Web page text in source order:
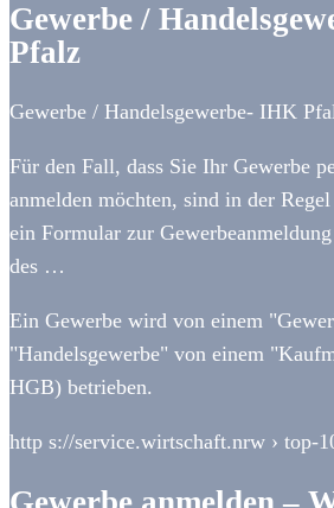
Gewerbe /
Pfalz
Gewerbe / Handelsgewerbe- IHK
Für den Fall, dass Sie Ihr Gewerbe
anmelden möchten, sind in der
ein Formular zur
des …
Ein Gewerbe wird von einem
"Handelsgewerbe" von einem
HGB) betrieben.
http s://service.wirtschaft.nrw › top-